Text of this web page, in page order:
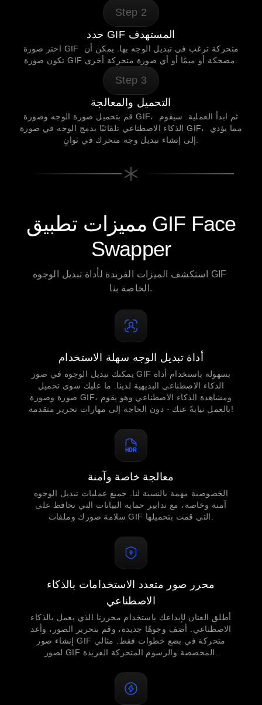
Step 2
حدد GIF المستهدف
اختر صورة GIF متحركة ترغب في تبديل الوجه بها. يمكن أن
Step 3
التحميل والمعالجة
قم بتحميل صورة الوجه وصورة GIF، ثم ابدأ العملية. سيقوم
الذكاء الاصطناعي تلقائيًا بدمج الوجه في صورة GIF، مما يؤدي
مميزات تطبيق GIF Face
Swapper
استكشف الميزات الفريدة لأداة تبديل الوجوه GIF
الخاصة بنا.
أداة تبديل الوجه سهلة الاستخدام
يمكنك تبديل الوجوه في صور GIF بسهولة باستخدام أداة
الذكاء الاصطناعي البديهية لدينا. ما عليك سوى تحميل
صورة وصورة GIF، ومشاهدة الذكاء الاصطناعي وهو يقوم
بالعمل نيابةً عنك - دون الحاجة إلى مهارات تحرير متقدمة!
معالجة خاصة وآمنة
الخصوصية مهمة بالنسبة لنا. جميع عمليات تبديل الوجوه
آمنة وخاصة، مع تدابير حماية البيانات التي تحافظ على
محرر صور متعدد الاستخدامات بالذكاء
الاصطناعي
أطلق العنان لإبداعك باستخدام محررنا الذي يعمل بالذكاء
الاصطناعي. أضف وجوهًا جديدة، وقم بتحرير الصور، وأعد
إنشاء صور GIF متحركة في بضع خطوات فقط. مثالي